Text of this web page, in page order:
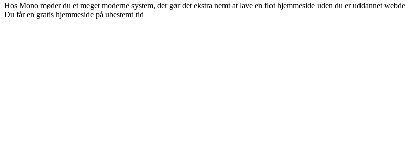
Hos Mono møder du et meget moderne system, der gør det ekstra nemt at lave en flot hjemmeside uden du er uddannet
Du får en gratis hjemmeside på ubestemt tid